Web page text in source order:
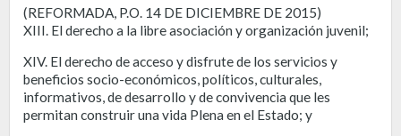
(REFORMADA, P.O. 14 DE DICIEMBRE DE 2015)
XIII. El derecho a la libre asociación y organización juvenil;
XIV. El derecho de acceso y disfrute de los servicios y
beneficios socio-económicos, políticos, culturales,
informativos, de desarrollo y de convivencia que les
permitan construir una vida Plena en el Estado; y